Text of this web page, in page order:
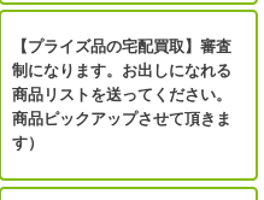
【プライズ品の宅配買取】審査
制になります。お出しになれる
商品リストを送ってください。
商品ピックアップさせて頂きま
す）